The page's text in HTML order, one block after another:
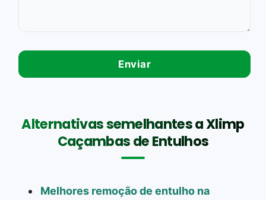
Alternativas semelhantes a Xlimp
Caçambas de Entulhos
Melhores remoção de entulho na